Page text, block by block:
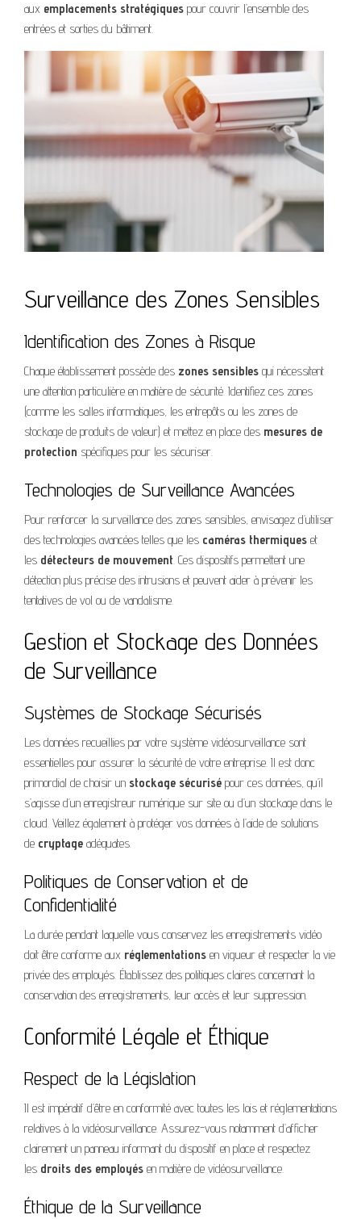
aux emplacements stratégiques pour couvrir l’ensemble des
entrées et sorties du bâtiment.
Surveillance des Zones Sensibles
Identification des Zones à Risque
Chaque établissement possède des zones sensibles qui nécessitent
une attention particulière en matière de sécurité. Identifiez ces zones
(comme les salles informatiques, les entrepôts ou les zones de
stockage de produits de valeur) et mettez en place des mesures de
protection spécifiques pour les sécuriser.
Technologies de Surveillance Avancées
Pour renforcer la surveillance des zones sensibles, envisagez d’utiliser
des technologies avancées telles que les caméras thermiques et
les détecteurs de mouvement . Ces dispositifs permettent une
détection plus précise des intrusions et peuvent aider à prévenir les
tentatives de vol ou de vandalisme.
Gestion et Stockage des Données
de Surveillance
Systèmes de Stockage Sécurisés
Les données recueillies par votre système vidéosurveillance sont
essentielles pour assurer la sécurité de votre entreprise. Il est donc
primordial de choisir un stockage sécurisé pour ces données, qu’il
s’agisse d’un enregistreur numérique sur site ou d’un stockage dans le
cloud. Veillez également à protéger vos données à l’aide de solutions
de cryptage adéquates.
Politiques de Conservation et de
Confidentialité
La durée pendant laquelle vous conservez les enregistrements vidéo
doit être conforme aux réglementations en vigueur et respecter la vie
privée des employés. Établissez des politiques claires concernant la
conservation des enregistrements, leur accès et leur suppression.
Conformité Légale et Éthique
Respect de la Législation
Il est impératif d’être en conformité avec toutes les lois et réglementations
relatives à la vidéosurveillance. Assurez-vous notamment d’afficher
clairement un panneau informant du dispositif en place et respectez
les droits des employés en matière de vidéosurveillance.
Éthique de la Surveillance